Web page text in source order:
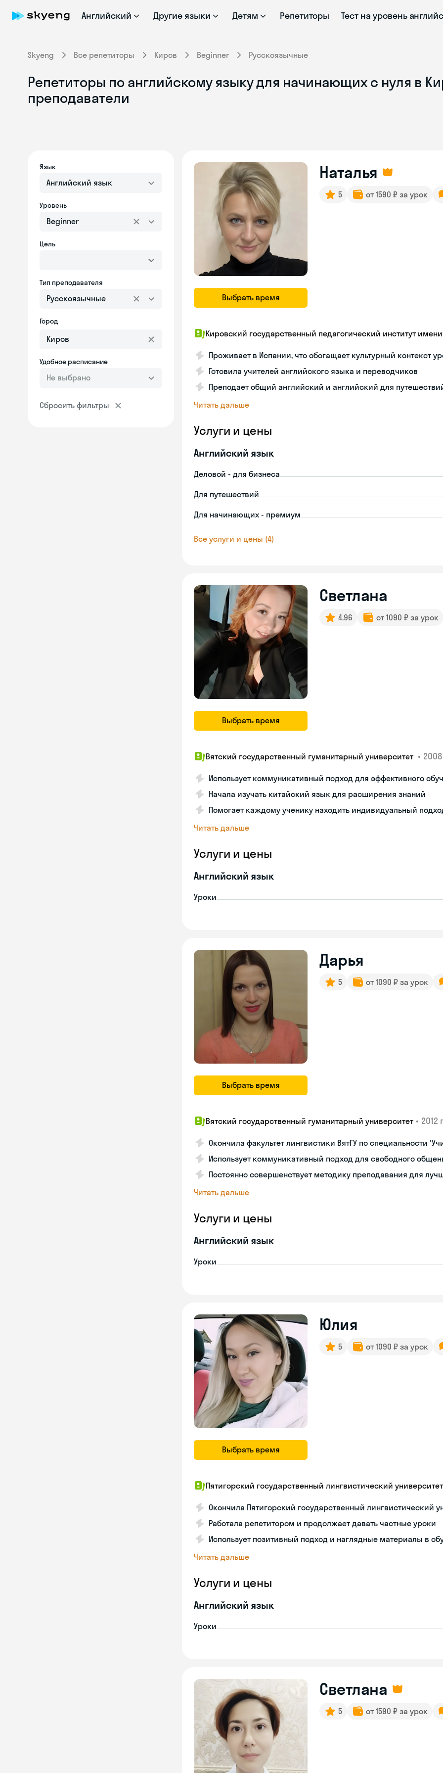
Английский Другие языки Детям Репетиторы Тест на уровень
Skyeng Все репетиторы Киров Beginner Русскоязычные
Репетиторы по английскому языку для начинающих с нуля в
преподаватели
Язык
Английский язык
Уровень
Beginner
Цель
Тип преподавателя
Русскоязычные
Город
Удобное расписание
Не выбрано
Сбросить фильтры
Выбрать время
Наталья
5 от 1590 ₽ за урок
Кировский государственный педагогический институт
Проживает в Испании, что обогащает культурный контекст
Готовила учителей английского языка и переводчиков
Преподает общий английский и английский для
Читать дальше
Услуги и цены
Английский язык
Деловой - для бизнеса
Для путешествий
Для начинающих - премиум
Все услуги и цены (4)
Выбрать время
Светлана
4.96 от 1090 ₽ за урок
Вятский государственный гуманитарный университет • 2008
Использует коммуникативный подход для эффективного
Начала изучать китайский язык для расширения знаний
Помогает каждому ученику находить индивидуальный
Читать дальше
Услуги и цены
Английский язык
Уроки
Выбрать время
Дарья
5 от 1090 ₽ за урок
Вятский государственный гуманитарный университет • 2012
Окончила факультет лингвистики ВятГУ по специальности
Использует коммуникативный подход для свободного
Постоянно совершенствует методику преподавания для
Читать дальше
Услуги и цены
Английский язык
Уроки
Выбрать время
Юлия
5 от 1090 ₽ за урок
Пятигорский государственный лингвистический университет
Окончила Пятигорский государственный лингвистический
Работала репетитором и продолжает давать частные уроки
Использует позитивный подход и наглядные материалы в
Читать дальше
Услуги и цены
Английский язык
Уроки
Светлана
5 от 1590 ₽ за урок